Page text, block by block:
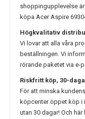
shoppingupplevelse
köpa Acer Aspire
Högkvalitativ
Vi lovar att alla våra
beställningen. Vi
rörande paketet via e-
Riskfritt köp, 30-
För att minska
köpcenter öppet köp i
utan 30 dagar! Och